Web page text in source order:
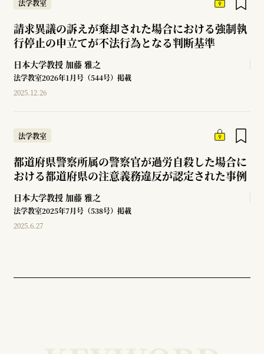
法学教室
請求異議の訴えが棄却された場合における強制執
行停止の申立てが不法行為となる判断基準
日本大学教授 加藤 雅之
法学教室2026年1月号（544号）掲載
2025.12.26
法学教室
都道府県警察所属の警察官が過労自殺した場合に
おける都道府県の注意義務違反が認定された事例
日本大学教授 加藤 雅之
法学教室2025年7月号（538号）掲載
2025.6.27